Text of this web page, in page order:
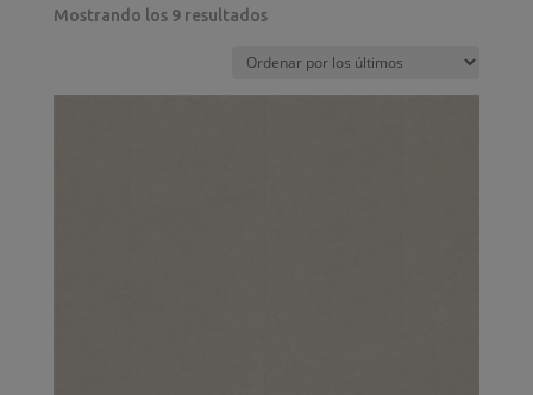
Mostrando los 9 resultadosOrdenado
los
últimos